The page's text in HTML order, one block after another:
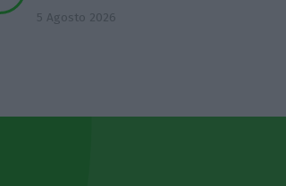
5 Agosto 2026